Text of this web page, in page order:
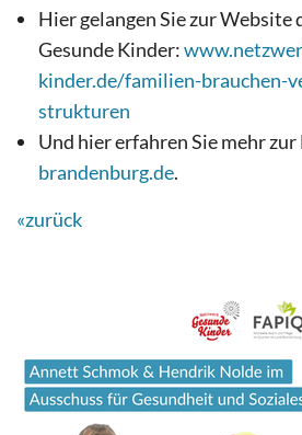
Hier gelangen Sie zur Website
Gesunde Kinder:
kinder.de/familien-brauchen-
strukturen
Und hier erfahren Sie mehr zur
brandenburg.de.
«zurück